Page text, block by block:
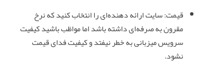
قیمت: سایت ارائه دهنده‌ای را انتخاب کنید که نرخ
مقرون به صرفه‌ای داشته باشد اما مواظب باشید کیفیت
سرویس میزبانی به خطر نیفتد و کیفیت فدای قیمت
نشود.